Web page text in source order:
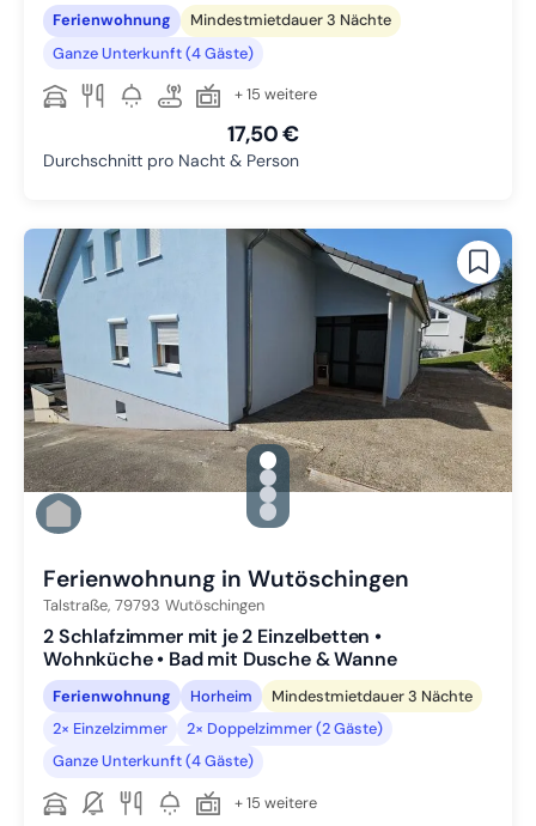
Ferienwohnung
Mindestmietdauer 3 Nächte
Ganze Unterkunft (4 Gäste)
+ 15 weitere
17,50 €
Durchschnitt pro Nacht & Person
gallery.slide_selector
Zu Slide 1 wechseln
Zu Slide 2 wechseln
Zu Slide 3 wechseln
Zu Slide 4 wechseln
Ferienwohnung in Wutöschingen
Talstraße, 79793 Wutöschingen
2 Schlafzimmer mit je 2 Einzelbetten •
Wohnküche • Bad mit Dusche & Wanne
Ferienwohnung Horheim
Mindestmietdauer 3 Nächte
2× Einzelzimmer
2× Doppelzimmer (2 Gäste)
Ganze Unterkunft (4 Gäste)
+ 15 weitere